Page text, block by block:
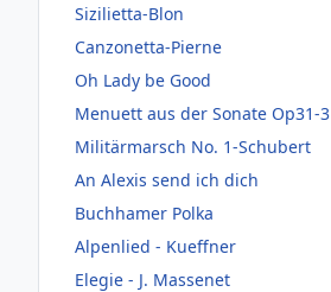
Sizilietta-Blon
Canzonetta-Pierne
Oh Lady be Good
Menuett aus der Sonate Op31-3
Militärmarsch No. 1-Schubert
An Alexis send ich dich
Buchhamer Polka
Alpenlied - Kueffner
Elegie - J. Massenet